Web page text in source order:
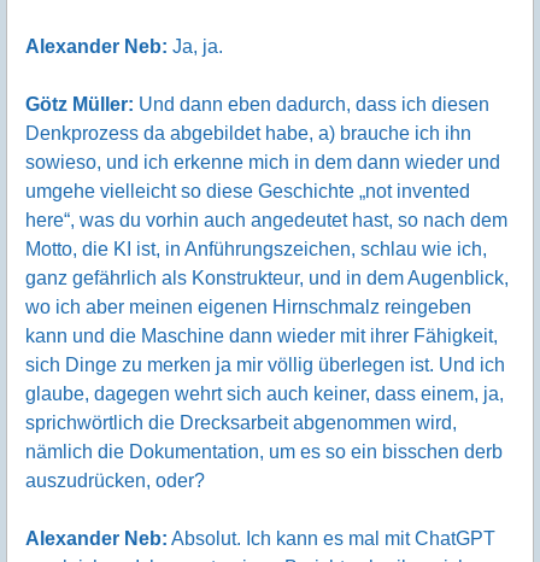
Alexander Neb: Ja, ja.
Götz Müller: Und dann eben dadurch, dass ich diesen
Denkprozess da abgebildet habe, a) brauche ich ihn
sowieso, und ich erkenne mich in dem dann wieder und
umgehe vielleicht so diese Geschichte „not invented
here“, was du vorhin auch angedeutet hast, so nach dem
Motto, die KI ist, in Anführungszeichen, schlau wie ich,
ganz gefährlich als Konstrukteur, und in dem Augenblick,
wo ich aber meinen eigenen Hirnschmalz reingeben
kann und die Maschine dann wieder mit ihrer Fähigkeit,
sich Dinge zu merken ja mir völlig überlegen ist. Und ich
glaube, dagegen wehrt sich auch keiner, dass einem, ja,
sprichwörtlich die Drecksarbeit abgenommen wird,
nämlich die Dokumentation, um es so ein bisschen derb
auszudrücken, oder?
Alexander Neb: Absolut. Ich kann es mal mit ChatGPT